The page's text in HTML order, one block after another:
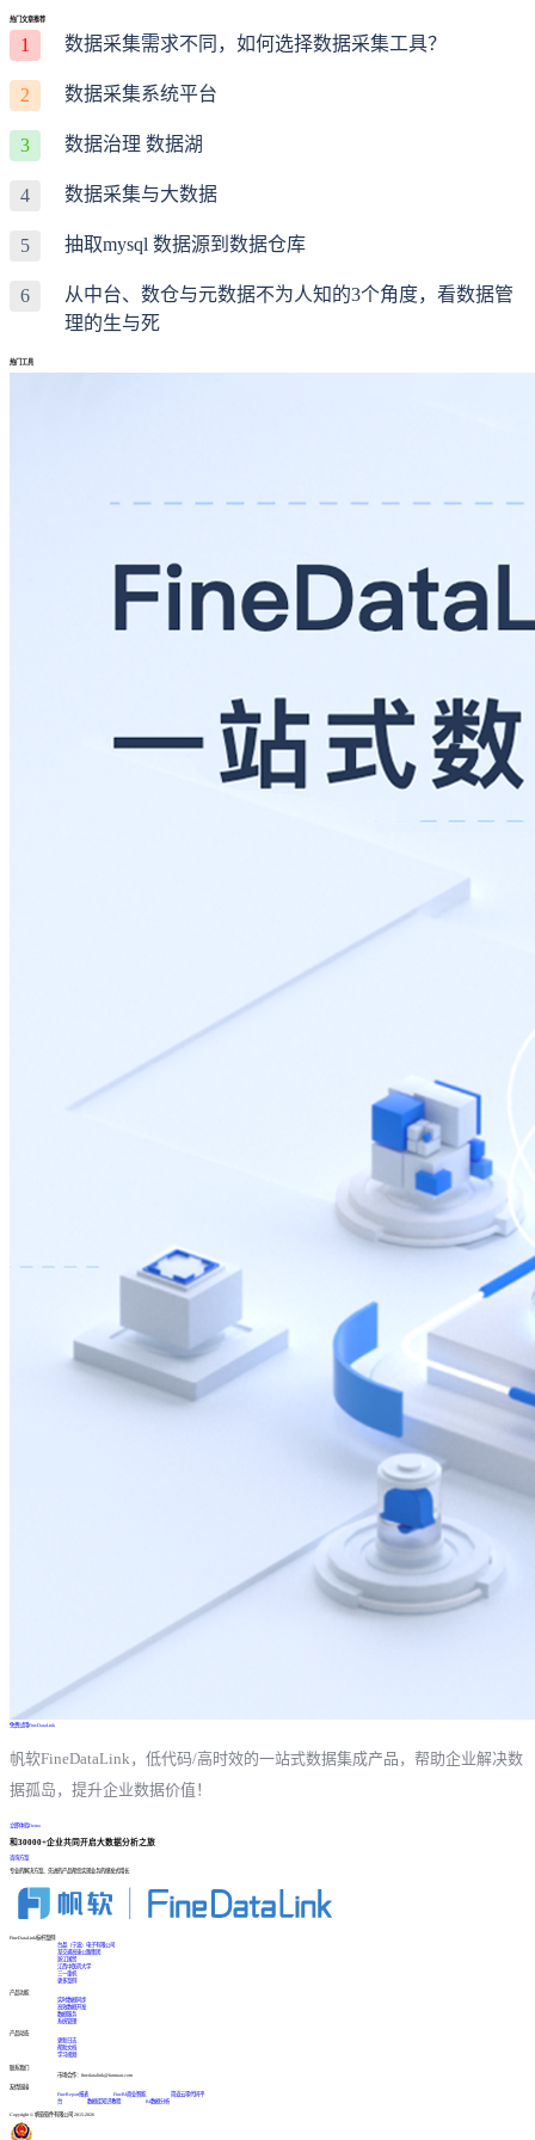
热门文章推荐
1 数据采集需求不同，如何选择数据采集工具？
2 数据采集系统平台
3 数据治理 数据湖
4 数据采集与大数据
5 抽取mysql 数据源到数据仓库
6
从中台、数仓与元数据不为人知的3个角度，看数据管
理的生与死
热门工具
免费试用FineDataLink
帆软FineDataLink，低代码/高时效的一站式数据集成产品，帮助企业解决数
据孤岛，提升企业数据价值！
立即体验Demo
和30000+企业共同开启大数据分析之旅
咨询方案
专业的解决方案、先进的产品帮您实现业务的爆发式增长
FineDataLink标杆案例
台晶（宁波）电子有限公司
某交通高速公路集团
浙江国贸
江西中医药大学
三一重机
更多案例
产品功能
实时数据同步
高效数据开发
数据服务
系统管理
产品动态
更新日志
帮助文档
学习视频
联系我们
市场合作：finedatalink@fanruan.com
友情链接
FineReport报表
FineBI商业智能
简道云零代码平
台
数据库知识教程 BI数据分析
Copyright © 帆软软件有限公司 2015-2026